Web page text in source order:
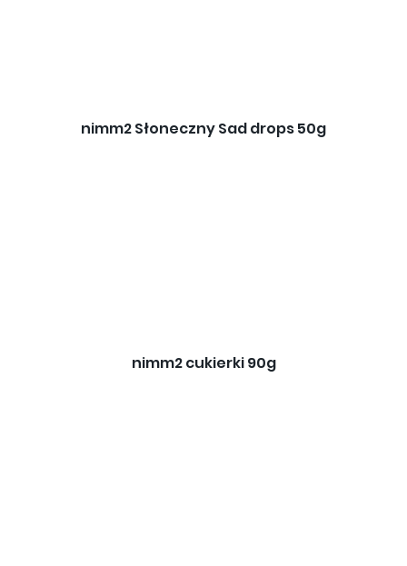
nimm2 Słoneczny Sad drops 50g
nimm2 cukierki 90g